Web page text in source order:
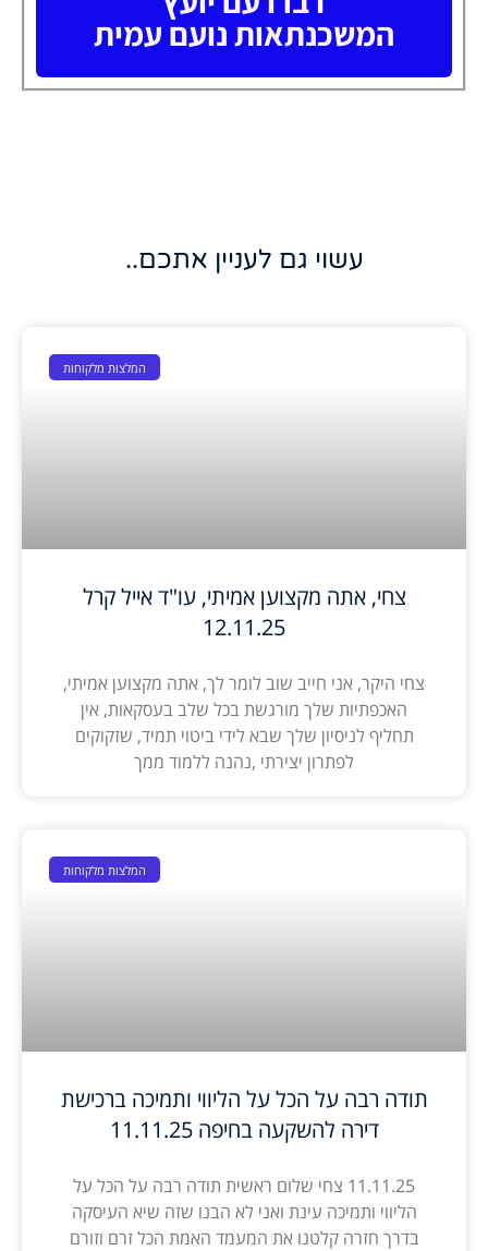
המשכנתאות נועם עמית
עשוי גם לעניין אתכם..
המלצות מלקוחות
צחי, אתה מקצוען אמיתי, עו"ד אייל קרל
12.11.25
צחי היקר, אני חייב שוב לומר לך, אתה מקצוען אמיתי,
האכפתיות שלך מורגשת בכל שלב בעסקאות, אין
תחליף לניסיון שלך שבא לידי ביטוי תמיד, שזקוקים
לפתרון יצירתי ,נהנה ללמוד ממך
המלצות מלקוחות
תודה רבה על הכל על הליווי ותמיכה ברכישת
דירה להשקעה בחיפה 11.11.25
11.11.25 צחי שלום ראשית תודה רבה על הכל על
הליווי ותמיכה עינת ואני לא הבנו שזה שיא העיסקה
בדרך חזרה קלטנו את המעמד האמת הכל זרם וזורם